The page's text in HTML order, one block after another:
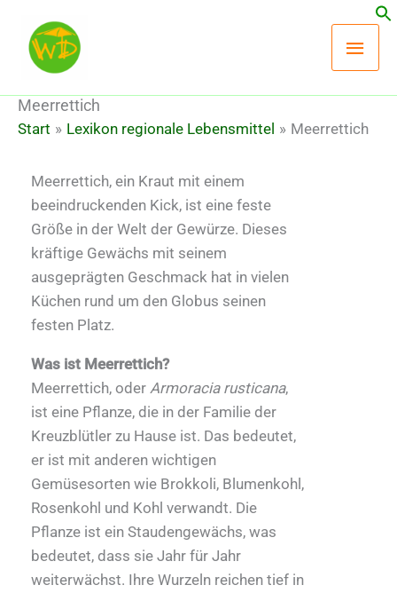
Inhalt
springen
Meerrettich
Start Lexikon regionale Lebensmittel Meerrettich
Meerrettich, ein Kraut mit einem
beeindruckenden Kick, ist eine feste
Größe in der Welt der Gewürze. Dieses
kräftige Gewächs mit seinem
ausgeprägten Geschmack hat in vielen
Küchen rund um den Globus seinen
festen Platz.
Was ist Meerrettich?
Meerrettich, oder Armoracia rusticana,
ist eine Pflanze, die in der Familie der
Kreuzblütler zu Hause ist. Das bedeutet,
er ist mit anderen wichtigen
Gemüsesorten wie Brokkoli, Blumenkohl,
Rosenkohl und Kohl verwandt. Die
Pflanze ist ein Staudengewächs, was
bedeutet, dass sie Jahr für Jahr
weiterwächst. Ihre Wurzeln reichen tief in